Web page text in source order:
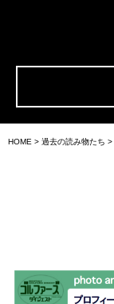
HOME > 過去の読み物たち >